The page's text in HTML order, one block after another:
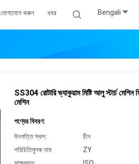
যোগাযোগ করুন খবর Bengali
SS304 রোটারি ভ্যাকুয়াম মিষ্টি আলু স্টার্চ মেশিন
মেশিন
পণ্যের বিবরণ:
উৎপত্তি স্থল:
চীন
পরিচিতিমুলক নাম:
ZY